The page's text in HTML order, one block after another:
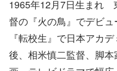
1965年12月7日生まれ
督の『火の鳥』でデビ
『転校生』で日本アカ
後、相米慎二監督、脚